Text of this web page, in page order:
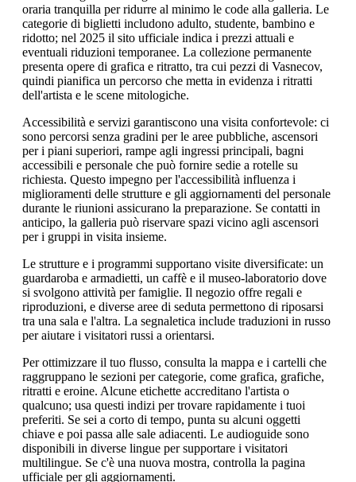
oraria tranquilla per ridurre al minimo le code alla galleria. Le
categorie di biglietti includono adulto, studente, bambino e
ridotto; nel 2025 il sito ufficiale indica i prezzi attuali e
eventuali riduzioni temporanee. La collezione permanente
presenta opere di grafica e ritratto, tra cui pezzi di Vasnecov,
quindi pianifica un percorso che metta in evidenza i ritratti
dell'artista e le scene mitologiche.
Accessibilità e servizi garantiscono una visita confortevole: ci
sono percorsi senza gradini per le aree pubbliche, ascensori
per i piani superiori, rampe agli ingressi principali, bagni
accessibili e personale che può fornire sedie a rotelle su
richiesta. Questo impegno per l'accessibilità influenza i
miglioramenti delle strutture e gli aggiornamenti del personale
durante le riunioni assicurano la preparazione. Se contatti in
anticipo, la galleria può riservare spazi vicino agli ascensori
per i gruppi in visita insieme.
Le strutture e i programmi supportano visite diversificate: un
guardaroba e armadietti, un caffè e il museo-laboratorio dove
si svolgono attività per famiglie. Il negozio offre regali e
riproduzioni, e diverse aree di seduta permettono di riposarsi
tra una sala e l'altra. La segnaletica include traduzioni in russo
per aiutare i visitatori russi a orientarsi.
Per ottimizzare il tuo flusso, consulta la mappa e i cartelli che
raggruppano le sezioni per categorie, come grafica, grafiche,
ritratti e eroine. Alcune etichette accreditano l'artista o
qualcuno; usa questi indizi per trovare rapidamente i tuoi
preferiti. Se sei a corto di tempo, punta su alcuni oggetti
chiave e poi passa alle sale adiacenti. Le audioguide sono
disponibili in diverse lingue per supportare i visitatori
multilingue. Se c'è una nuova mostra, controlla la pagina
ufficiale per gli aggiornamenti.